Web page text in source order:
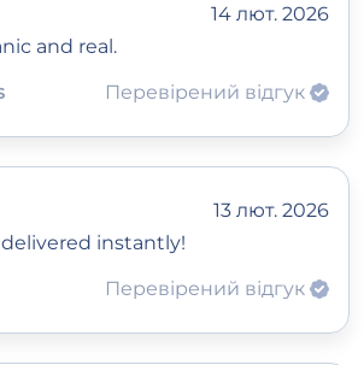
14 лют. 2026
and real.
Перевірений відгук
13 лют. 2026
instantly!
Перевірений відгук